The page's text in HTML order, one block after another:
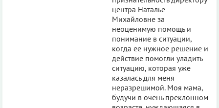
центра Наталье
Михайловне за
неоценимую помощь и
понимание в ситуации,
когда ее нужное решение и
действие помогли уладить
ситуацию, которая уже
казалась для меня
неразрешимой. Моя мама,
будучи в очень преклонном